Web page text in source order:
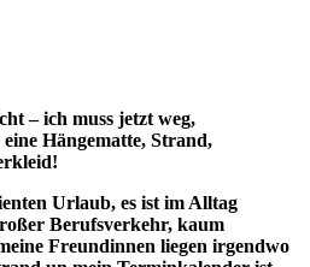
– ich muss jetzt weg,
Hängematte, Strand,
Urlaub, es ist im Alltag
Berufsverkehr, kaum
Freundinnen liegen irgendwo